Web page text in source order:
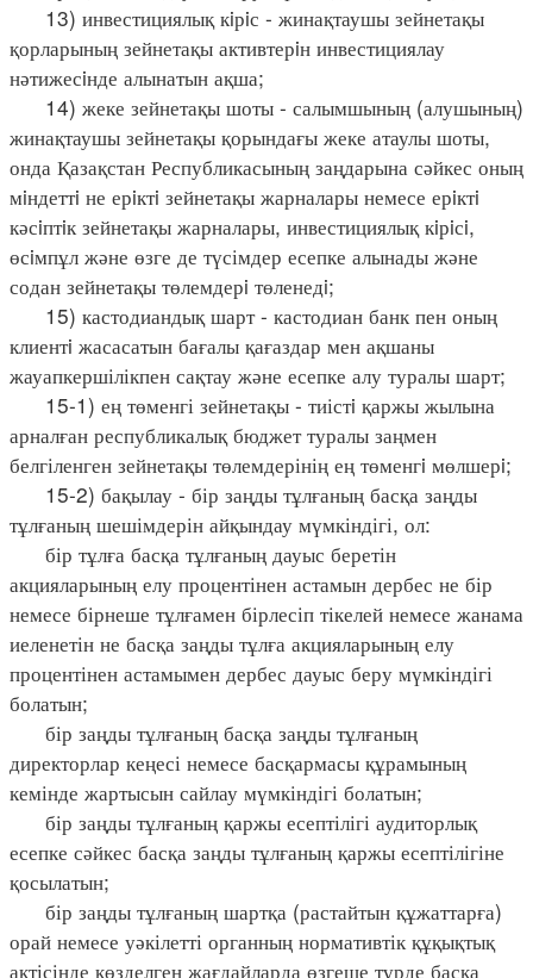
13) инвестициялық кiрiс - жинақтаушы зейнетақы
қорларының зейнетақы активтерiн инвестициялау
нәтижесiнде алынатын ақша;
14) жеке зейнетақы шоты - салымшының (алушының)
жинақтаушы зейнетақы қорындағы жеке атаулы шоты,
онда Қазақстан Республикасының заңдарына сәйкес оның
мiндеттi не ерiктi зейнетақы жарналары немесе ерiктi
кәсiптiк зейнетақы жарналары, инвестициялық кiрiсi,
өсiмпұл және өзге де түсімдер есепке алынады және
содан зейнетақы төлемдерi төленедi;
15) кастодиандық шарт - кастодиан банк пен оның
клиентi жасасатын бағалы қағаздар мен ақшаны
жауапкершілікпен сақтау және есепке алу туралы шарт;
15-1) ең төменгі зейнетақы - тиістi қаржы жылына
арналған республикалық бюджет туралы заңмен
белгіленген зейнетақы төлемдерінің ең төменгi мөлшерi;
15-2) бақылау - бір заңды тұлғаның басқа заңды
тұлғаның шешімдерін айқындау мүмкіндігі, ол:
бір тұлға басқа тұлғаның дауыс беретін
акцияларының елу процентінен астамын дербес не бір
немесе бірнеше тұлғамен бірлесіп тікелей немесе жанама
иеленетін не басқа заңды тұлға акцияларының елу
процентінен астамымен дербес дауыс беру мүмкіндігі
болатын;
бір заңды тұлғаның басқа заңды тұлғаның
директорлар кеңесі немесе басқармасы құрамының
кемінде жартысын сайлау мүмкіндігі болатын;
бір заңды тұлғаның қаржы есептілігі аудиторлық
есепке сәйкес басқа заңды тұлғаның қаржы есептілігіне
қосылатын;
бір заңды тұлғаның шартқа (растайтын құжаттарға)
орай немесе уәкілетті органның нормативтік құқықтық
актісінде көзделген жағдайларда өзгеше түрде басқа